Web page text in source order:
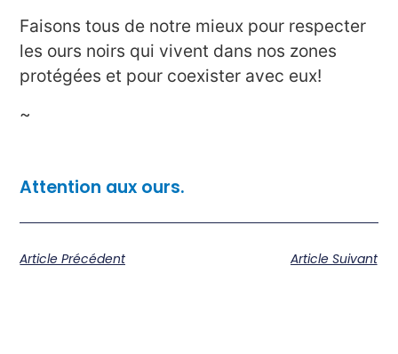
Faisons tous de notre mieux pour respecter
les ours noirs qui vivent dans nos zones
protégées et pour coexister avec eux!
~
Attention aux ours.
Article Précédent Article Suivant